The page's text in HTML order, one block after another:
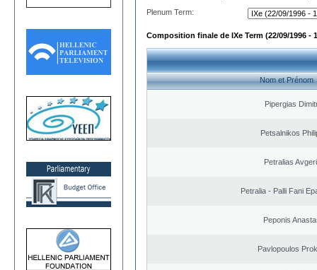
Plenum Term:
Composition finale de IXe Term (22/09/1996 -
Nom et Prénom
Pipergias
Petsalnikos
Petralias
Petralia - Palli Fani
Peponis
Pavlopoulos